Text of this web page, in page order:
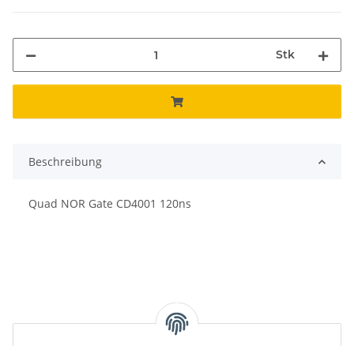
Stk
Beschreibung
Quad NOR Gate CD4001 120ns